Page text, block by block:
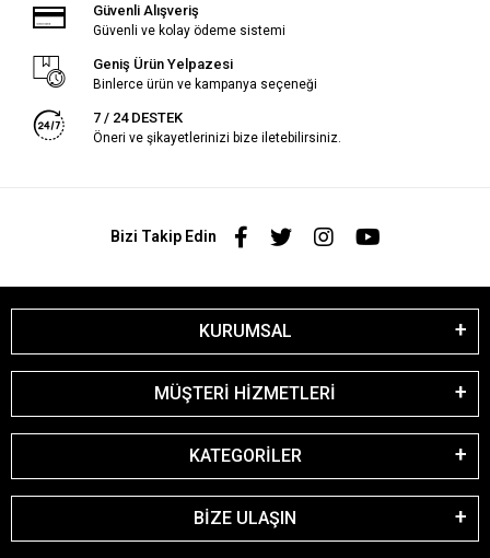
Güvenli Alışveriş
Güvenli ve kolay ödeme sistemi
Geniş Ürün Yelpazesi
Binlerce ürün ve kampanya seçeneği
7 / 24 DESTEK
Öneri ve şikayetlerinizi bize iletebilirsiniz.
Bizi Takip Edin
KURUMSAL
MÜŞTERİ HİZMETLERİ
KATEGORİLER
BİZE ULAŞIN